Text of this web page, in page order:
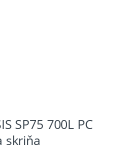
SP75 700L PC
skriňa